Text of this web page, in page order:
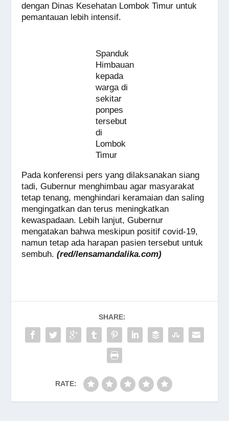
dengan Dinas Kesehatan Lombok Timur untuk
pemantauan lebih intensif.
Spanduk
Himbauan
kepada
warga di
sekitar
ponpes
tersebut
di
Lombok
Timur
Pada konferensi pers yang dilaksanakan siang
tadi, Gubernur menghimbau agar masyarakat
tetap tenang, menghindari keramaian dan saling
mengingatkan dan terus meningkatkan
kewaspadaan. Lebih lanjut, Gubernur
mengatakan bahwa meskipun positif covid-19,
namun tetap ada harapan pasien tersebut untuk
sembuh.(red/lensamandalika.com)
SHARE:
RATE: